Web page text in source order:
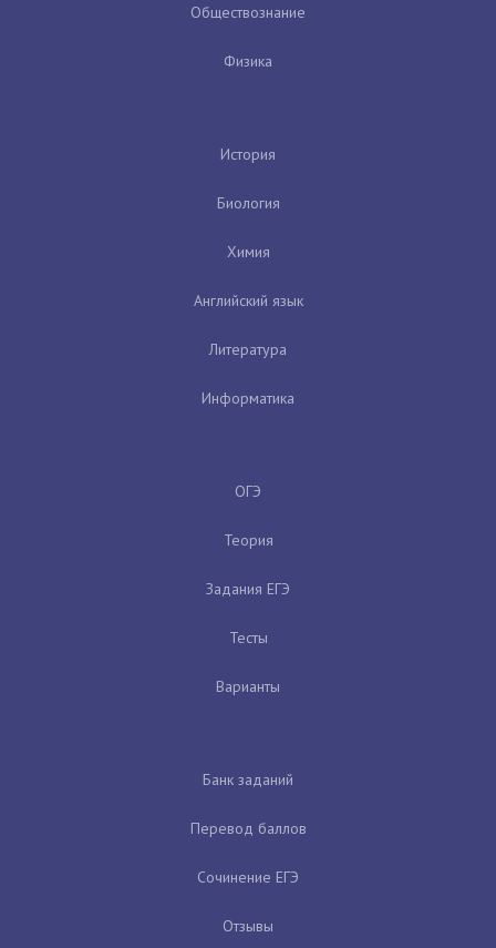
Обществознание
Физика
История
Биология
Химия
Английский язык
Литература
Информатика
ОГЭ
Теория
Задания ЕГЭ
Тесты
Варианты
Банк заданий
Перевод баллов
Сочинение ЕГЭ
Отзывы